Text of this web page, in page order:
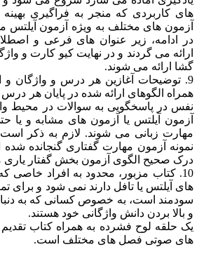
های کاربردی که منجر به فراگیری
آزمون های مختلف به ویژه آزمون آیلتس
در ادامه، زیر عنوان های فرعی و
ارائه می گردند و در نهایت کیو کارت و
گشا ارائه می شوند.
9. توضیحات آغازین هر درس و واژگان
همراه الگوهای ارائه شده در پایان هر درس
نفس در پاسخگویی به سوالات در محیط
آزمون آیلتس یا آزمون های مشابه و
مهارت زبانی می شوند. لازم به ذکر است
نمونه آزمون مهارت گفتاری گنجانده
درک صحیح الگوی آزمون بخش گفتار یاری
10. کتاب مزبور، محدود به افراد
های آیلتس یا تافل دارند نمی شود و برای
سودمند است، به خصوص کسانی که به
و بالا بردن دانش واژگانی خود هستند.
یک حلقه لوح فشرده به همراه کتاب
های صوتی فصل های مختلف است.